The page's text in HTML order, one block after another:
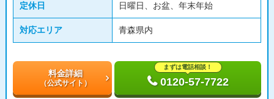
定休日 日曜日、お盆、年末年始
対応エリア 青森県内
料金詳細
（公式サイト）
まずは電話相談！
0120-57-7722